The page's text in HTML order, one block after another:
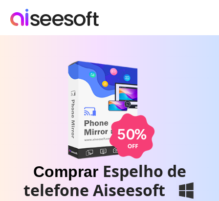
Comprar Espelho de
telefone Aiseesoft